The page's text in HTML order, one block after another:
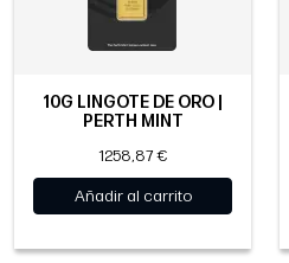
10G LINGOTE DE ORO |
PERTH MINT
1258,87 €
Añadir al carrito